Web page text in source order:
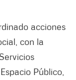
acciones
con la
Público,